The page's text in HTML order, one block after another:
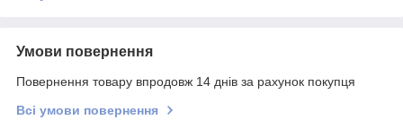
Умови повернення
Повернення товару впродовж 14 днів за рахунок покупця
Всі умови повернення